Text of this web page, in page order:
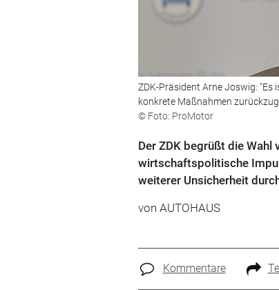
ZDK-Präsident Arne Joswig: "Es
konkrete Maßnahmen
© Foto: ProMotor
Der ZDK begrüßt die
wirtschaftspolitische
weiterer Unsicherheit
von AUTOHAUS
Kommentare